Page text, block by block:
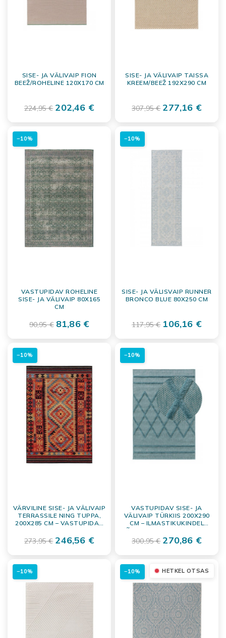
SISE- JA VÄLIVAIP FION
BEEŽ/ROHELINE 120X170 CM
224,95 € 202,46 €
SISE- JA VÄLIVAIP TAISSA
KREEM/BEEŽ 192X290 CM
307,95 € 277,16 €
VASTUPIDAV ROHELINE
SISE- JA VÄLIVAIP 80X165
CM
90,95 € 81,86 €
−10%
SISE- JA VÄLISVAIP RUNNER
BRONCO BLUE 80X250 CM
117,95 € 106,16 €
−10%
VÄRVILINE SISE- JA VÄLIVAIP
TERRASSILE NING TUPPA,
200X285 CM – VASTUPIDAV
PÕRANDAKATE
273,95 € 246,56 €
−10%
VASTUPIDAV SISE- JA
VÄLIVAIP TÜRKIIS 200X290
CM – ILMASTIKUKINDEL
PÕRANDAKATE TERRASSILE
300,95 € 270,86 €
−10%
−10% HETKEL OTSAS
−10%